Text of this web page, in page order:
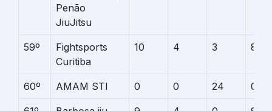
Penão
JiuJitsu
59º
Fightsports
Curitiba
10 4 3 8
60º AMAM STI 0 0 24 0